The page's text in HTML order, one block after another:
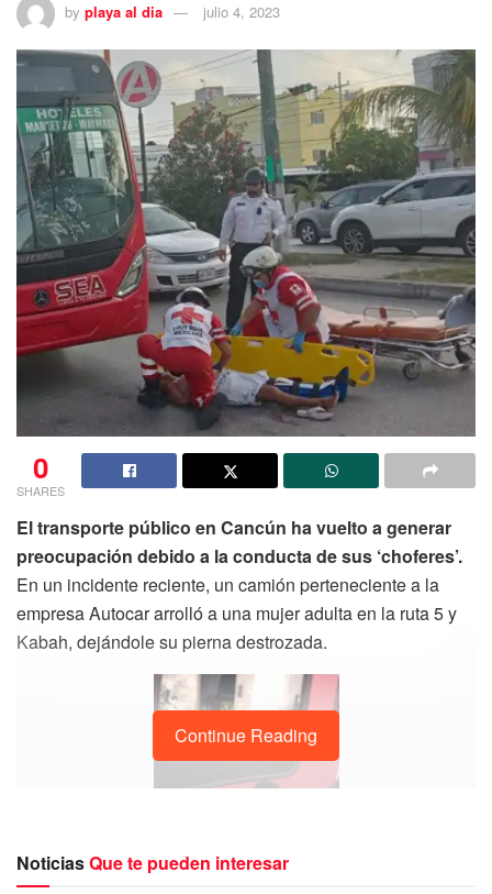
by playa al dia julio 4, 2023
0
SHARES
El transporte público en Cancún ha vuelto a generar
preocupación debido a la conducta de sus ‘choferes’.
En un incidente reciente, un camión perteneciente a la
empresa Autocar arrolló a una mujer adulta en la ruta 5 y
Kabah, dejándole su pierna destrozada.
Continue Reading
NoticiasQue te pueden interesar